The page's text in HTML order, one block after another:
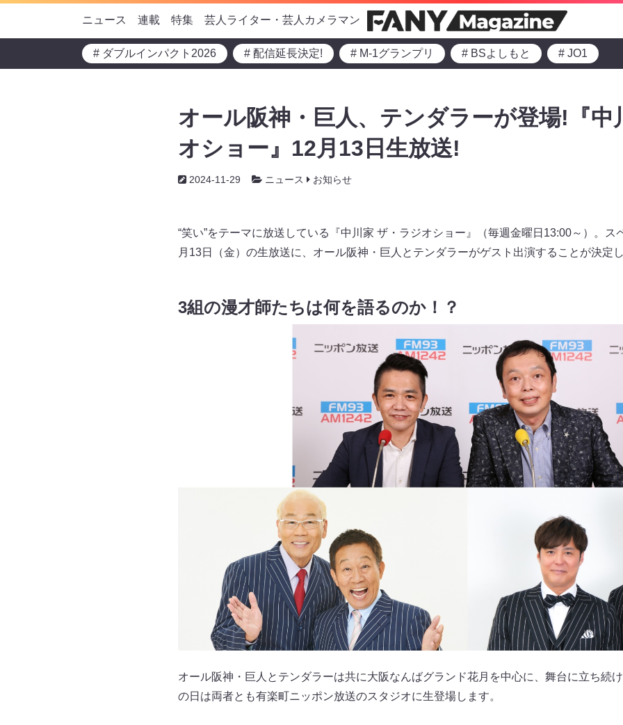
ニュース 連載 特集 芸人ライター・芸人カメラマン
# ダブルインパクト2026 # 配信延長決定! # M-1グランプリ # BSよしもと # JO1
オール阪神・巨人、テンダラーが登場!『中
オショー』12月13日生放送!
2024-11-29 ニュース お知らせ
“笑い”をテーマに放送している『中川家 ザ・ラジオショー』（毎週金曜日13:00～）。ス
月13日（金）の生放送に、オール阪神・巨人とテンダラーがゲスト出演することが決定
3組の漫才師たちは何を語るのか！？
オール阪神・巨人とテンダラーは共に大阪なんばグランド花月を中心に、舞台に立ち続
の日は両者とも有楽町ニッポン放送のスタジオに生登場します。